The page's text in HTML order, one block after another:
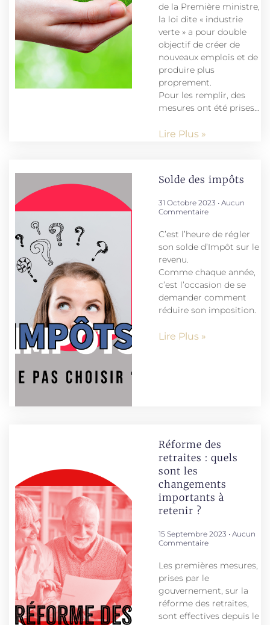
de la Première ministre,
la loi dite « industrie
verte » a pour double
objectif de créer de
nouveaux emplois et de
produire plus
proprement.
Pour les remplir, des
mesures ont été prises…
Lire Plus »
Solde des impôts
31 Octobre 2023 Aucun
Commentaire
C’est l’heure de régler
son solde d’Impôt sur le
revenu.
Comme chaque année,
c’est l’occasion de se
demander comment
réduire son imposition.
Lire Plus »
Réforme des
retraites : quels
sont les
changements
importants à
retenir ?
15 Septembre 2023 Aucun
Commentaire
Les premières mesures,
prises par le
gouvernement, sur la
réforme des retraites,
sont effectives depuis le